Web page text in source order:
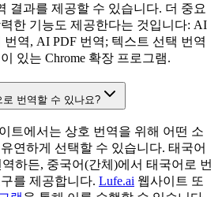
결과를 제공할 수 있습니다. 더 중요
한 기능도 제공한다는 것입니다: AI
역, AI PDF 번역; 텍스트 선택 번역
있는 Chrome 확장 프로그램.
로 번역할 수 있나요?
트에서는 상호 번역을 위해 어떤 소
연하게 선택할 수 있습니다. 태국어
하든, 중국어(간체)에서 태국어로 번
를 제공합니다. Lufe.ai 웹사이트 또